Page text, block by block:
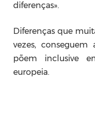
diferenças».
Diferenças que
vezes,
põem inclusive
europeia.